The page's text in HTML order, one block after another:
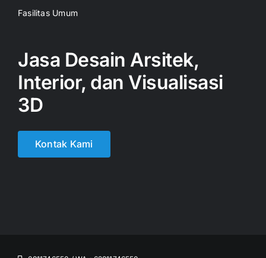
Fasilitas Umum
Jasa Desain Arsitek,
Interior, dan Visualisasi
3D
Kontak Kami